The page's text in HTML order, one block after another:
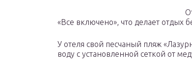
«Все включено», что делает отдых
У отеля свой песчаный пляж
воду с установленной сеткой от